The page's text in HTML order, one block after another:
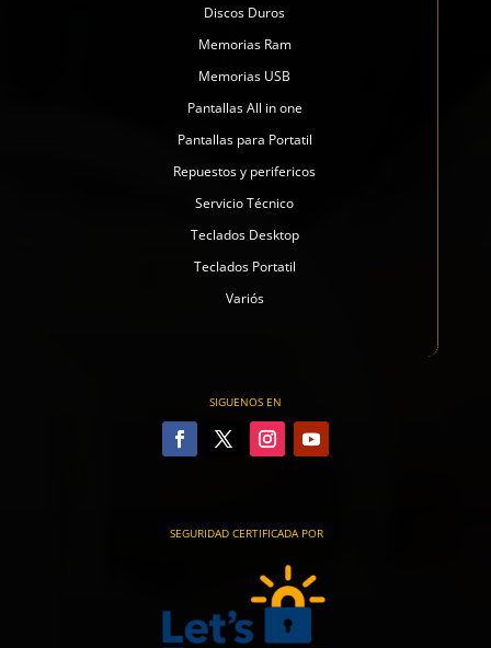
Discos Duros
Memorias Ram
Memorias USB
Pantallas All in one
Pantallas para Portatil
Repuestos y perifericos
Servicio Técnico
Teclados Desktop
Teclados Portatil
Variós
SIGUENOS EN
SEGURIDAD CERTIFICADA POR